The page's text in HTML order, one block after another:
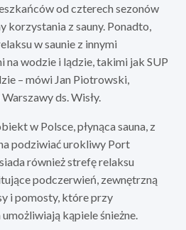
od czterech sezonów
korzystania z sauny. Ponadto,
w saunie z innymi
wodzie i lądzie, takimi jak SUP
– mówi Jan Piotrowski,
ds. Wisły.
w Polsce, płynąca sauna, z
podziwiać urokliwy Port
również strefę relaksu
podczerwień, zewnętrzną
i pomosty, które przy
kąpiele śnieżne.